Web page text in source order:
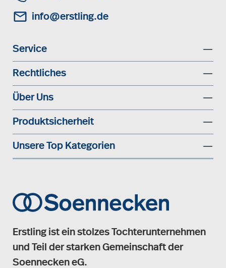
info@erstling.de
Service
Rechtliches
Über Uns
Produktsicherheit
Unsere Top Kategorien
Erstling ist ein stolzes Tochterunternehmen
und Teil der starken Gemeinschaft der
Soennecken eG.